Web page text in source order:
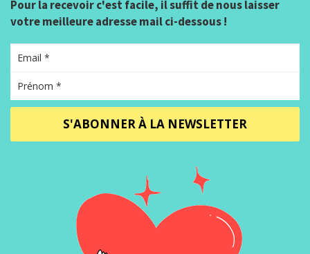
Pour la recevoir c'est facile, il suffit de nous laisser
votre meilleure adresse mail ci-dessous !
S'ABONNER À LA NEWSLETTER